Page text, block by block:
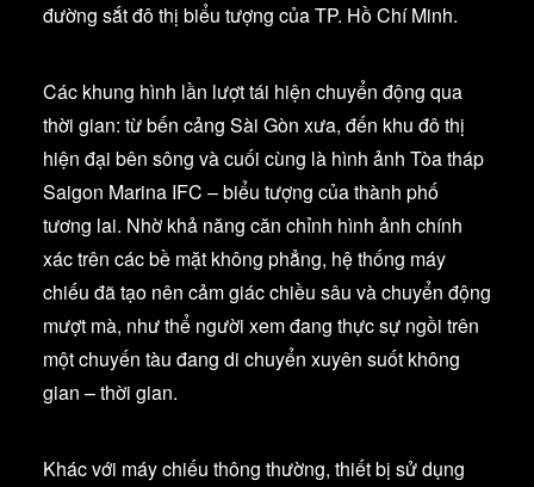
đường sắt đô thị biểu tượng của TP. Hồ Chí Minh.
Các khung hình lần lượt tái hiện chuyển động qua
thời gian: từ bến cảng Sài Gòn xưa, đến khu đô thị
hiện đại bên sông và cuối cùng là hình ảnh Tòa tháp
Saigon Marina IFC – biểu tượng của thành phố
tương lai. Nhờ khả năng căn chỉnh hình ảnh chính
xác trên các bề mặt không phẳng, hệ thống máy
chiếu đã tạo nên cảm giác chiều sâu và chuyển động
mượt mà, như thể người xem đang thực sự ngồi trên
một chuyến tàu đang di chuyển xuyên suốt không
gian – thời gian.
Khác với máy chiếu thông thường, thiết bị sử dụng